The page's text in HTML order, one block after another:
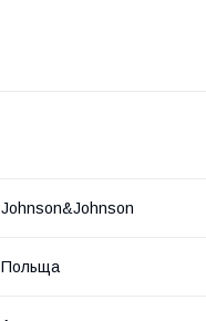
Johnson&Johnson
Польща